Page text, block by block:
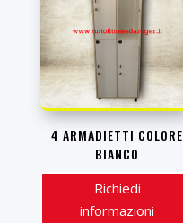
4 ARMADIETTI COLORE
BIANCO
Richiedi
informazioni